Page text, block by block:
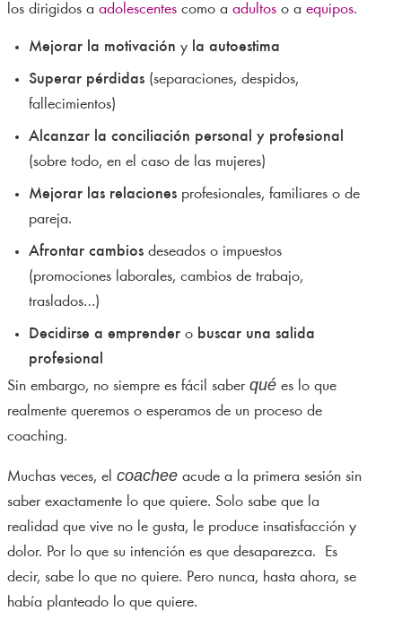
los dirigidos a adolescentes como a adultos o a equipos.
Mejorar la motivación y la autoestima
Superar pérdidas (separaciones, despidos,
fallecimientos)
Alcanzar la conciliación personal y profesional
(sobre todo, en el caso de las mujeres)
Mejorar las relaciones profesionales, familiares o de
pareja.
Afrontar cambios deseados o impuestos
(promociones laborales, cambios de trabajo,
traslados…)
Decidirse a emprender o buscar una salida
profesional
Sin embargo, no siempre es fácil saber qué es lo que
realmente queremos o esperamos de un proceso de
coaching.
Muchas veces, el coachee acude a la primera sesión sin
saber exactamente lo que quiere. Solo sabe que la
realidad que vive no le gusta, le produce insatisfacción y
dolor. Por lo que su intención es que desaparezca. Es
decir, sabe lo que no quiere. Pero nunca, hasta ahora, se
había planteado lo que quiere.